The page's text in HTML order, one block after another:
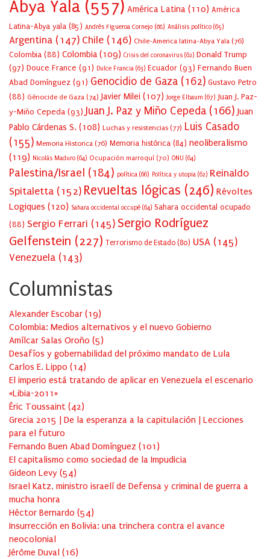
Abya Yala (557) América Latina (110) América
Latina-Abya yala (85) Andrés Figueroa Cornejo (68) Análisis político (65)
Argentina (147) Chile (146) Chile-America latina-Abya Yala (76)
Colombia (88) Colombia(109) Crisis del coronavirus (62) Donald Trump
(97) Douce France (91) Dulce Francia (63) Ecuador (93) Fernando Buen
Abad Domínguez (91) Genocidio de Gaza (162) Gustavo Petro
(88) Génocide de Gaza (74) Javier Milei (107) Jorge Elbaum (67) Juan J. Paz-
y-Miño Cepeda (93) Juan J. Paz y Miño Cepeda (166) Juan
Pablo Cárdenas S. (108) Luchas y resistencias (77) Luis Casado
(155) Memoria Historica (76) Memoria histórica (84) neoliberalismo
(119) Nicolás Maduro (64) Ocupación marroquí (70) ONU (64)
Palestina/Israel (184) política (66) Política y utopia (62) Reinaldo
Spitaletta (152) Revueltas lógicas (246) Révoltes
Logiques (120) Sahara occidental occupé (64) Sahara occidental ocupado
(88) Sergio Ferrari (145) Sergio Rodríguez
Gelfenstein (227) Terrorismo de Estado (80) USA (145)
Venezuela (143)
Columnistas
Alexander Escobar (19)
Colombia: Medios alternativos y el nuevo Gobierno
Amílcar Salas Oroño (5)
Desafíos y gobernabilidad del próximo mandato de Lula
Carlos E. Lippo (14)
El imperio está tratando de aplicar en Venezuela el escenario
«Libia-2011»
Éric Toussaint (42)
Grecia 2015 | De la esperanza a la capitulación | Lecciones
para el futuro
Fernando Buen Abad Domínguez (101 )
El capitalismo como sociedad de la Impudicia
Gideon Levy (54)
Israel Katz, ministro israelí de Defensa y criminal de guerra a
mucha honra
Héctor Bernardo (54)
Insurrección en Bolivia: una trinchera contra el avance
neocolonial
Jérôme Duval (16)